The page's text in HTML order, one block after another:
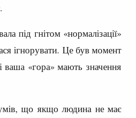
під гнітом «нормалізації»
ігнорувати. Це був момент
ваша «гора» мають значення
що якщо людина не має